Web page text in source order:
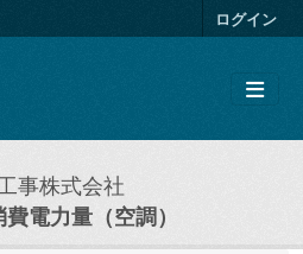
ログイン
事株式会社
電力量（空調）